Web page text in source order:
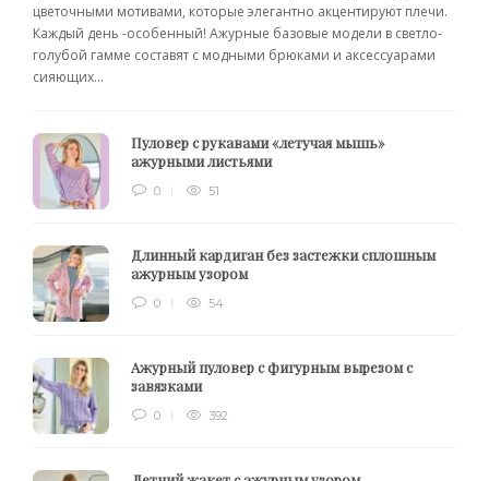
цветочными мотивами, которые элегантно акцентируют плечи.
Каждый день -особенный! Ажурные базовые модели в светло-
голубой гамме составят с модными брюками и аксессуарами
сияющих...
Пуловер с рукавами «летучая мышь»
ажурными листьями
0 51
Длинный кардиган без застежки сплошным
ажурным узором
0 54
Ажурный пуловер с фигурным вырезом с
завязками
0 392